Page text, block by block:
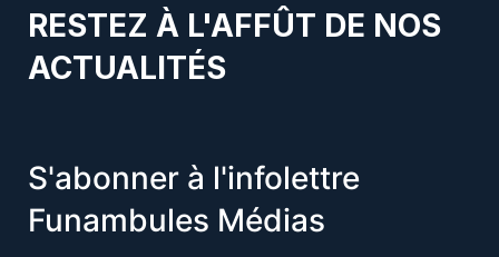
RESTEZ À L'AFFÛT DE NOS
ACTUALITÉS
S'abonner à l'infolettre
Funambules Médias